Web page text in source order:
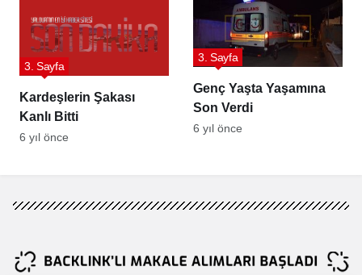
Kardeşlerin Şakası
Kanlı Bitti
3. Sayfa
6 yıl önce
Genç Yaşta Yaşamına
Son Verdi
3. Sayfa
6 yıl önce